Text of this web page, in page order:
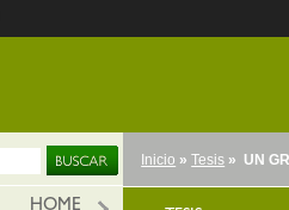
Inicio »Tesis » UN